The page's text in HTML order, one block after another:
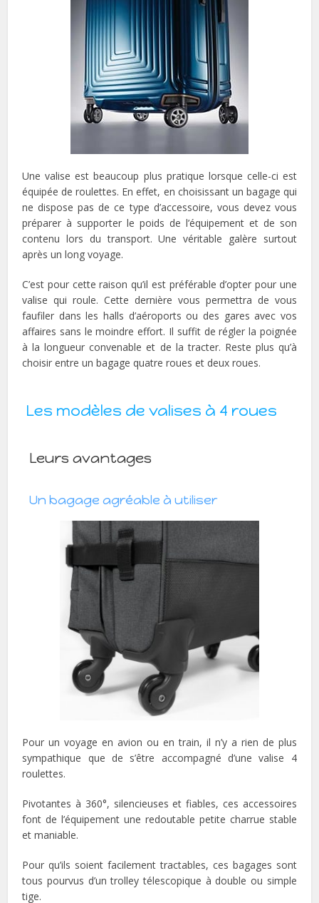
Une valise est beaucoup plus pratique lorsque celle-ci est
équipée de roulettes. En effet, en choisissant un bagage qui
ne dispose pas de ce type d’accessoire, vous devez vous
préparer à supporter le poids de l’équipement et de son
contenu lors du transport. Une véritable galère surtout
après un long voyage.
C’est pour cette raison qu’il est préférable d’opter pour une
valise qui roule. Cette dernière vous permettra de vous
faufiler dans les halls d’aéroports ou des gares avec vos
affaires sans le moindre effort. Il suffit de régler la poignée
à la longueur convenable et de la tracter. Reste plus qu’à
choisir entre un bagage quatre roues et deux roues.
Les modèles de valises à 4 roues
Leurs avantages
Un bagage agréable à utiliser
Pour un voyage en avion ou en train, il n’y a rien de plus
sympathique que de s’être accompagné d’une valise 4
roulettes.
Pivotantes à 360°, silencieuses et fiables, ces accessoires
font de l’équipement une redoutable petite charrue stable
et maniable.
Pour qu’ils soient facilement tractables, ces bagages sont
tous pourvus d’un trolley télescopique à double ou simple
tige.